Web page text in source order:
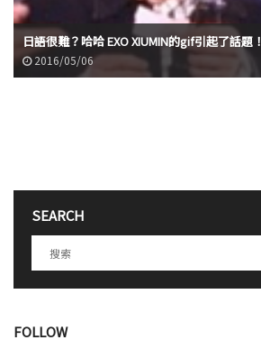
日語很難？哈哈 EXO XIUMIN的gif引起了話題！
2016/05/06
SEARCH
FOLLOW